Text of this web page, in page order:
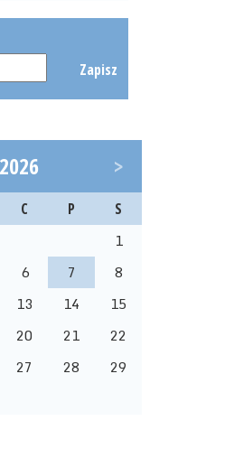
Zapisz
>
C P S
1
6 7
8
13 14
15
20 21
22
27 28
29